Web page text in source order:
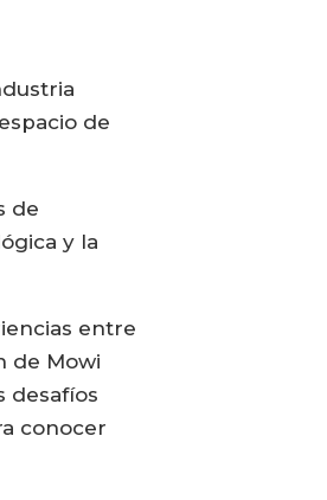
de
de
y la
entre
de Mowi
desafíos
conocer